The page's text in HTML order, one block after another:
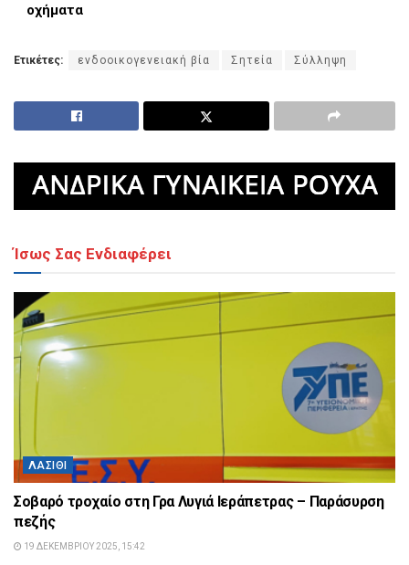
οχήματα
Ετικέτες: ενδοοικογενειακή βία Σητεία Σύλληψη
Ίσως Σας Ενδιαφέρει
ΛΑΣΊΘΙ
Σοβαρό τροχαίο στη Γρα Λυγιά Ιεράπετρας – Παράσυρση
πεζής
19 ΔΕΚΕΜΒΡΊΟΥ 2025, 15:42